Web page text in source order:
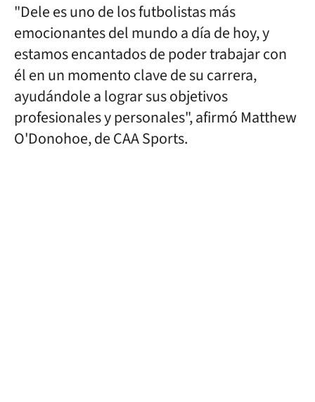
"Dele es uno de los futbolistas más
emocionantes del mundo a día de hoy, y
estamos encantados de poder trabajar con
él en un momento clave de su carrera,
ayudándole a lograr sus objetivos
profesionales y personales", afirmó Matthew
O'Donohoe, de CAA Sports.